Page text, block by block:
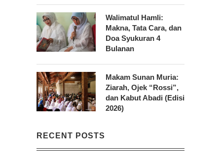
Walimatul Hamli:
Makna, Tata Cara, dan
Doa Syukuran 4
Bulanan
Makam Sunan Muria:
Ziarah, Ojek “Rossi”,
dan Kabut Abadi (Edisi
2026)
RECENT POSTS